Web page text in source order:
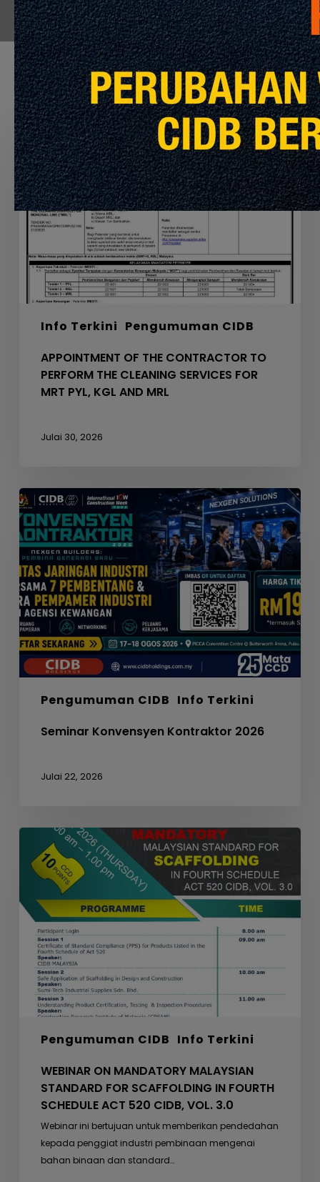
Recommended For You
Info Terkini Pengumuman CIDB
APPOINTMENT
OF
THE
CONTRACTOR
TO
PERFORM
THE
SERVICES
FOR
APPOINTMENT OF THE CONTRACTOR TO
PERFORM THE CLEANING SERVICES FOR
MRT PYL, KGL AND MRL
Julai 30, 2026
Pengumuman CIDB Info Terkini
Seminar
Konvensyen
Kontraktor
2026
Seminar Konvensyen Kontraktor 2026
Julai 22, 2026
Pengumuman CIDB Info Terkini
WEBINAR
MANDATORY
MALAYSIAN
STANDARD
FOR
SCAFFOLDING
FOURTH
SCHEDULE
ACT
CIDB,
WEBINAR ON MANDATORY MALAYSIAN
STANDARD FOR SCAFFOLDING IN FOURTH
SCHEDULE ACT 520 CIDB, VOL. 3.0
Webinar ini bertujuan untuk memberikan pendedahan
kepada penggiat industri pembinaan mengenai
bahan binaan dan standard…